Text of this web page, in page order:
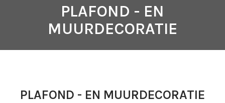
PLAFOND - EN
MUURDECORATIE
PLAFOND - EN MUURDECORATIE